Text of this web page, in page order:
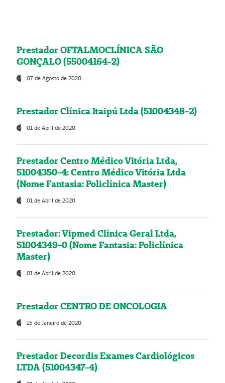
Prestador OFTALMOCLÍNICA SÃO
GONÇALO (55004164-2)
07 de Agosto de 2020
Prestador Clínica Itaipú Ltda (51004348-2)
01 de Abril de 2020
Prestador Centro Médico Vitória Ltda,
51004350-4: Centro Médico Vitória Ltda
(Nome Fantasia: Policlínica Master)
01 de Abril de 2020
Prestador: Vipmed Clínica Geral Ltda,
51004349-0 (Nome Fantasia: Policlínica
Master)
01 de Abril de 2020
Prestador CENTRO DE ONCOLOGIA
15 de Janeiro de 2020
Prestador Decordis Exames Cardiológicos
LTDA (51004347-4)